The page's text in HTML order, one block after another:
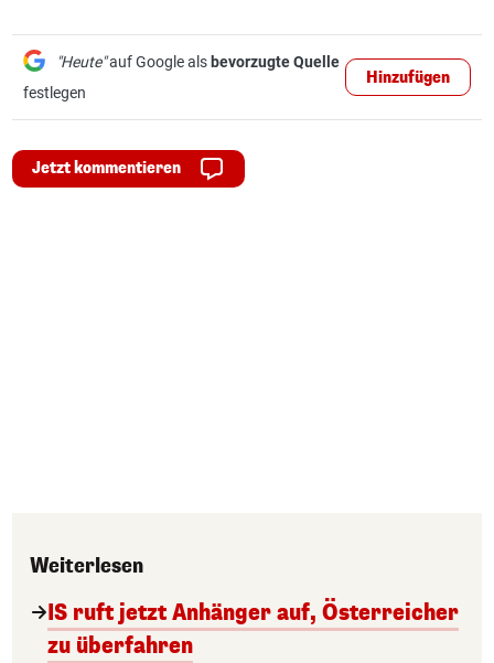
"Heute"auf Google als bevorzugte Quelle
festlegen
Hinzufügen
Jetzt kommentieren
Weiterlesen
IS ruft jetzt Anhänger auf, Österreicher
zu überfahren